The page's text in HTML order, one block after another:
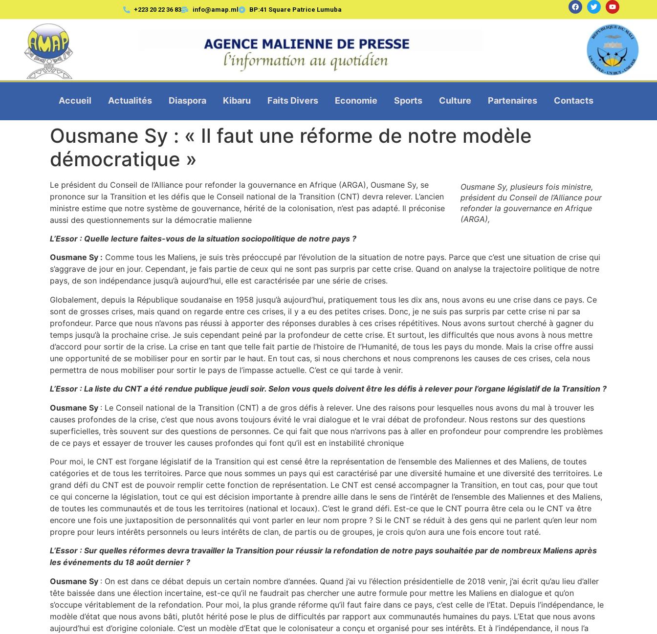
+223 20 22 36 83 info@amap.ml BP:41 Square Patrice Lumuba
Accueil Actualités Diaspora Kibaru Faits Divers Economie Sports Culture Partenaires Contacts
Ousmane Sy : « Il faut une réforme de notre modèle
démocratique »
Ousmane Sy, plusieurs fois ministre,
président du Conseil de l’Alliance pour
refonder la gouvernance en Afrique
(ARGA),
Le président du Conseil de l’Alliance pour refonder la gouvernance en Afrique (ARGA), Ousmane Sy, se
prononce sur la Transition et les défis que le Conseil national de la Transition (CNT) devra relever. L’ancien
ministre estime que notre système de gouvernance, hérité de la colonisation, n’est pas adapté. Il préconise
aussi des questionnements sur la démocratie malienne
L’Essor : Quelle lecture faites-vous de la situation sociopolitique de notre pays ?
Ousmane Sy : Comme tous les Maliens, je suis très préoccupé par l’évolution de la situation de notre pays. Parce que c’est une situation de crise qui
s’aggrave de jour en jour. Cependant, je fais partie de ceux qui ne sont pas surpris par cette crise. Quand on analyse la trajectoire politique de notre
pays, de son indépendance jusqu’à aujourd’hui, elle est caractérisée par une série de crises.
Globalement, depuis la République soudanaise en 1958 jusqu’à aujourd’hui, pratiquement tous les dix ans, nous avons eu une crise dans ce pays. Ce
sont de grosses crises, mais quand on regarde entre ces crises, il y a eu des petites crises. Donc, je ne suis pas surpris par cette crise ni par sa
profondeur. Parce que nous n’avons pas réussi à apporter des réponses durables à ces crises répétitives. Nous avons surtout cherché à gagner du
temps jusqu’à la prochaine crise. Je suis cependant peiné par la profondeur de cette crise. Et surtout, les difficultés que nous avons à nous mettre
d’accord pour sortir de la crise. La crise en tant que telle fait partie de l’histoire de l’Humanité, de tous les pays du monde. Mais la crise offre aussi
une opportunité de se mobiliser pour en sortir par le haut. En tout cas, si nous cherchons et nous comprenons les causes de ces crises, cela nous
permettra de nous mobiliser pour sortir le pays de l’impasse actuelle. C’est ce qui tarde à venir.
L’Essor : La liste du CNT a été rendue publique jeudi soir. Selon vous quels doivent être les défis à relever pour l’organe législatif de la Transition ?
Ousmane Sy : Le Conseil national de la Transition (CNT) a de gros défis à relever. Une des raisons pour lesquelles nous avons du mal à trouver les
causes profondes de la crise, c’est que nous avons toujours évité le vrai dialogue et le vrai débat de profondeur. Nous restons sur des questions
superficielles, très souvent sur des questions de personnes. Ce qui fait que nous n’arrivons pas à aller en profondeur pour comprendre les problèmes
de ce pays et essayer de trouver les causes profondes qui font qu’il est en instabilité chronique
Pour moi, le CNT est l’organe législatif de la Transition qui est censé être la représentation de l’ensemble des Maliennes et des Maliens, de toutes
catégories et de tous les territoires. Parce que nous sommes un pays qui est caractérisé par une diversité humaine et une diversité des territoires. Le
grand défi du CNT est de pouvoir remplir cette fonction de représentation. Le CNT est censé accompagner la Transition, en tout cas, pour que tout
ce qui concerne la législation, tout ce qui est décision importante à prendre aille dans le sens de l’intérêt de l’ensemble des Maliennes et des Maliens,
de toutes les communautés et de tous les territoires (national et locaux). C’est le grand défi. Est-ce que le CNT pourra être cela ou le CNT va être
encore une fois une juxtaposition de personnalités qui vont parler en leur nom propre ? Si le CNT se réduit à des gens qui ne parlent qu’en leur nom
propre pour leurs intérêts personnels ou leurs intérêts de clan, de partis ou de groupes, je crois qu’on aura une fois encore tout raté.
L’Essor : Sur quelles réformes devra travailler la Transition pour réussir la refondation de notre pays souhaitée par de nombreux Maliens après
les événements du 18 août dernier ?
Ousmane Sy : On est dans ce débat depuis un certain nombre d’années. Quand j’ai vu l’élection présidentielle de 2018 venir, j’ai écrit qu’au lieu d’aller
tête baissée dans une élection incertaine, est-ce qu’il ne faudrait pas chercher une autre formule pour mettre les Maliens en dialogue et qu’on
s’occupe véritablement de la refondation. Pour moi, la plus grande réforme qu’il faut faire dans ce pays, c’est celle de l’Etat. Depuis l’indépendance, le
modèle d’état que nous avons bâti, plutôt hérité pose le plus de difficultés par rapport aux communautés humaines du pays. L’Etat que nous avons
aujourd’hui est d’origine coloniale. C’est un modèle d’Etat que le colonisateur a conçu et organisé pour ses intérêts. Et à l’indépendance, il nous l’a